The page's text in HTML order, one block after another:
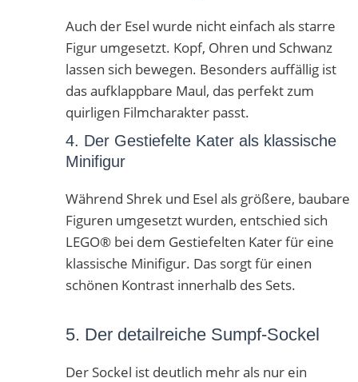
Auch der Esel wurde nicht einfach als starre
Figur umgesetzt. Kopf, Ohren und Schwanz
lassen sich bewegen. Besonders auffällig ist
das aufklappbare Maul, das perfekt zum
quirligen Filmcharakter passt.
4. Der Gestiefelte Kater als klassische
Minifigur
Während Shrek und Esel als größere, baubare
Figuren umgesetzt wurden, entschied sich
LEGO® bei dem Gestiefelten Kater für eine
klassische Minifigur. Das sorgt für einen
schönen Kontrast innerhalb des Sets.
5. Der detailreiche Sumpf-Sockel
Der Sockel ist deutlich mehr als nur ein